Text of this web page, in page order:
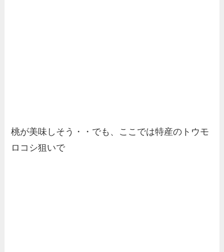
桃が美味しそう・・でも、ここでは特産のトウモ
ロコシ狙いで